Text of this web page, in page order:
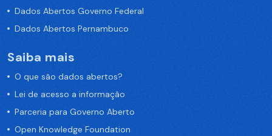
Dados Abertos Governo Federal
Dados Abertos Pernambuco
Saiba mais
O que são dados abertos?
Lei de acesso a informação
Parceria para Governo Aberto
Open Knowledge Foundation